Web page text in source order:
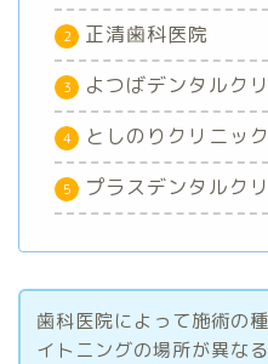
正清歯科医院
よつばデンタルク
としのりクリニック
プラスデンタルク
歯科医院によって施術の
イトニングの場所が異な